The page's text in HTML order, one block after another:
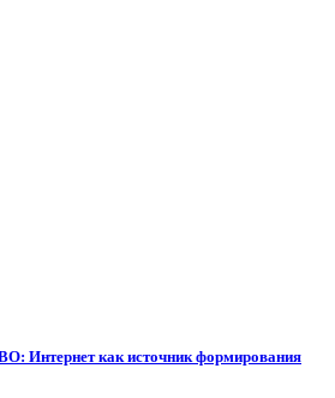
Интернет как источник формирования